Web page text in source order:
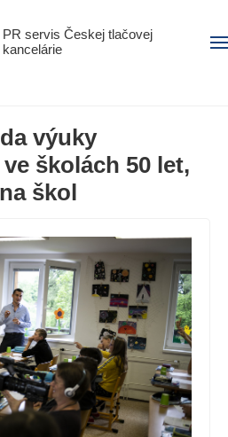
PR servis Českej tlačovej
kancelárie
výuky
školách 50 let,
škol